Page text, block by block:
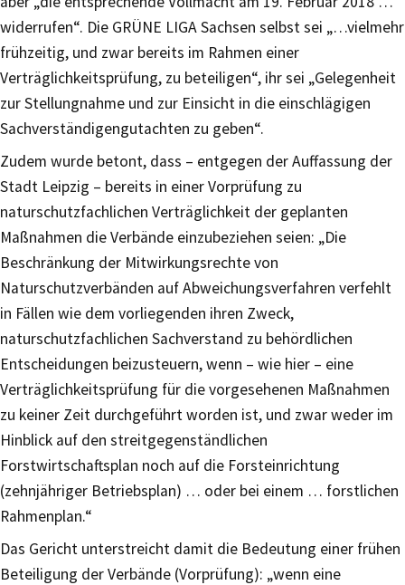
widerrufen“. Die GRÜNE LIGA Sachsen selbst sei „…vielmehr
frühzeitig, und zwar bereits im Rahmen einer
Verträglichkeitsprüfung, zu beteiligen“, ihr sei „Gelegenheit
zur Stellungnahme und zur Einsicht in die einschlägigen
Sachverständigengutachten zu geben“.
Zudem wurde betont, dass – entgegen der Auffassung der
Stadt Leipzig – bereits in einer Vorprüfung zu
naturschutzfachlichen Verträglichkeit der geplanten
Maßnahmen die Verbände einzubeziehen seien: „Die
Beschränkung der Mitwirkungsrechte von
Naturschutzverbänden auf Abweichungsverfahren verfehlt
in Fällen wie dem vorliegenden ihren Zweck,
naturschutzfachlichen Sachverstand zu behördlichen
Entscheidungen beizusteuern, wenn – wie hier – eine
Verträglichkeitsprüfung für die vorgesehenen Maßnahmen
zu keiner Zeit durchgeführt worden ist, und zwar weder im
Hinblick auf den streitgegenständlichen
Forstwirtschaftsplan noch auf die Forsteinrichtung
(zehnjähriger Betriebsplan) … oder bei einem … forstlichen
Rahmenplan.“
Das Gericht unterstreicht damit die Bedeutung einer frühen
Beteiligung der Verbände (Vorprüfung): „wenn eine